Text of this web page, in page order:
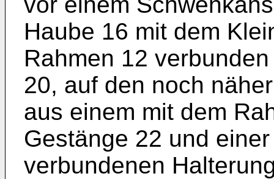
Haube 16 mit dem
Rahmen 12
20, auf den noch
aus einem mit dem
Gestänge 22 und
verbundenen